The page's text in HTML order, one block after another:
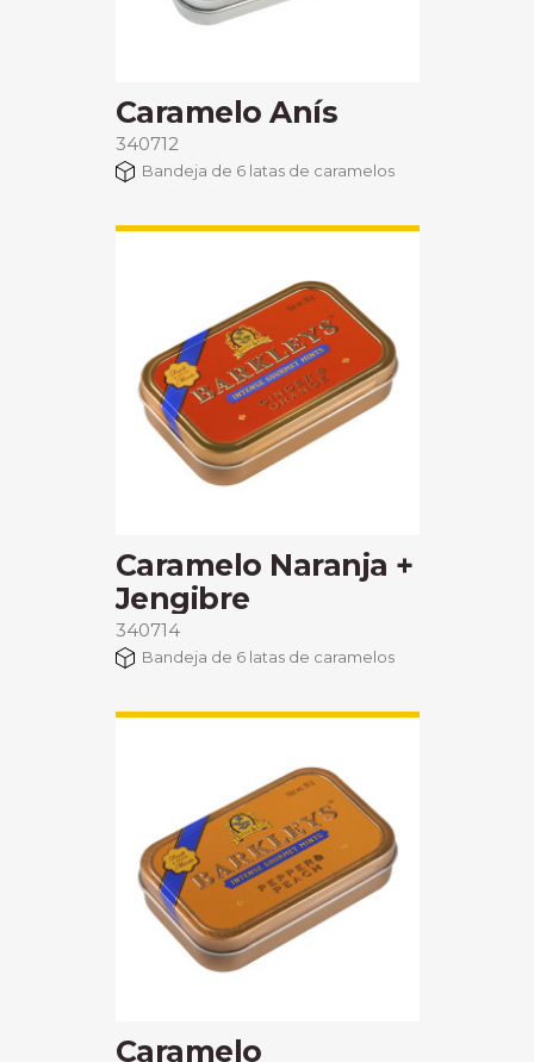
Caramelo Anís
340712
Bandeja de 6 latas de caramelos
Caramelo Naranja +
Jengibre
340714
Bandeja de 6 latas de caramelos
Caramelo